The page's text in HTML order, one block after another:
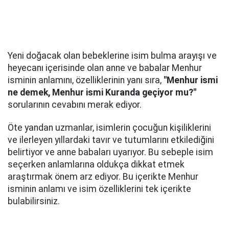
Yeni doğacak olan bebeklerine isim bulma arayışı ve
heyecanı içerisinde olan anne ve babalar Menhur
isminin anlamını, özelliklerinin yanı sıra, "Menhur ismi
ne demek, Menhur ismi Kuranda geçiyor mu?"
sorularının cevabını merak ediyor.
Öte yandan uzmanlar, isimlerin çocuğun kişiliklerini
ve ilerleyen yıllardaki tavır ve tutumlarını etkilediğini
belirtiyor ve anne babaları uyarıyor. Bu sebeple isim
seçerken anlamlarına oldukça dikkat etmek
araştırmak önem arz ediyor. Bu içerikte Menhur
isminin anlamı ve isim özelliklerini tek içerikte
bulabilirsiniz.